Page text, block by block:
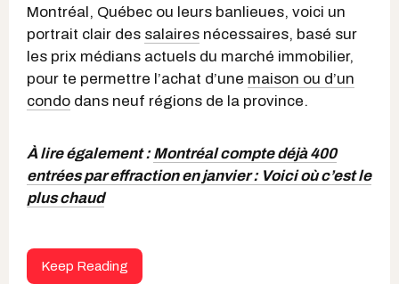
Montréal, Québec ou leurs banlieues, voici un
portrait clair des salaires nécessaires, basé sur
les prix médians actuels du marché immobilier,
pour te permettre l’achat d’une maison ou d’un
condo dans neuf régions de la province.
À lire également :Montréal compte déjà 400
entrées par effraction en janvier : Voici où c’est le
plus chaud
Keep Reading